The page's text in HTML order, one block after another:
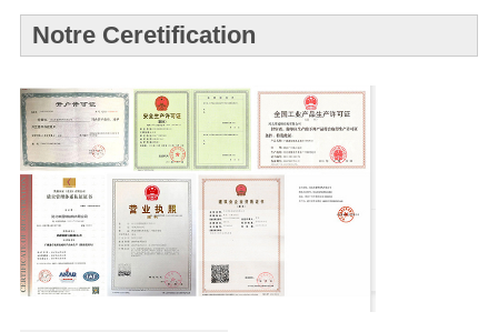
Notre Ceretification